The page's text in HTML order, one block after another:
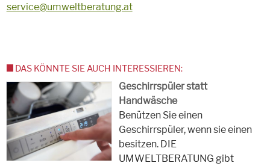
service@umweltberatung.at
DAS KÖNNTE SIE AUCH INTERESSIEREN:
Geschirrspüler statt
Handwäsche
Benützen Sie einen
Geschirrspüler, wenn sie einen
besitzen. DIE
UMWELTBERATUNG gibt